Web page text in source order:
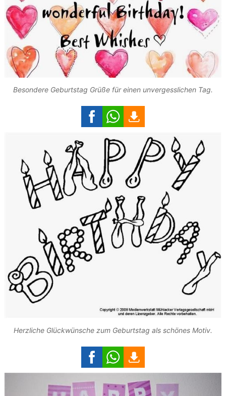
Besondere Geburtstag Grüße für einen unvergesslichen Tag.
Herzliche Glückwünsche zum Geburtstag als schönes Motiv.